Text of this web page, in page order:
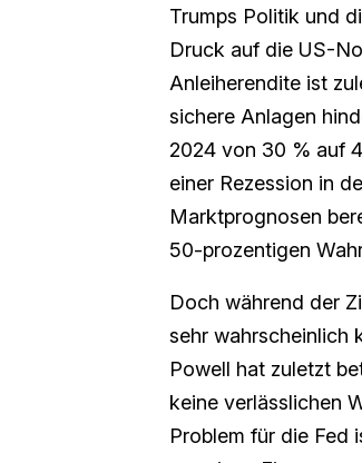
Trumps Politik und
Druck auf die US-
Anleiherendite ist
sichere Anlagen
2024 von 30 % auf
einer Rezession in
Marktprognosen
50-prozentigen
Doch während der
sehr wahrscheinlich
Powell hat zuletzt
keine verlässlichen
Problem für die Fed